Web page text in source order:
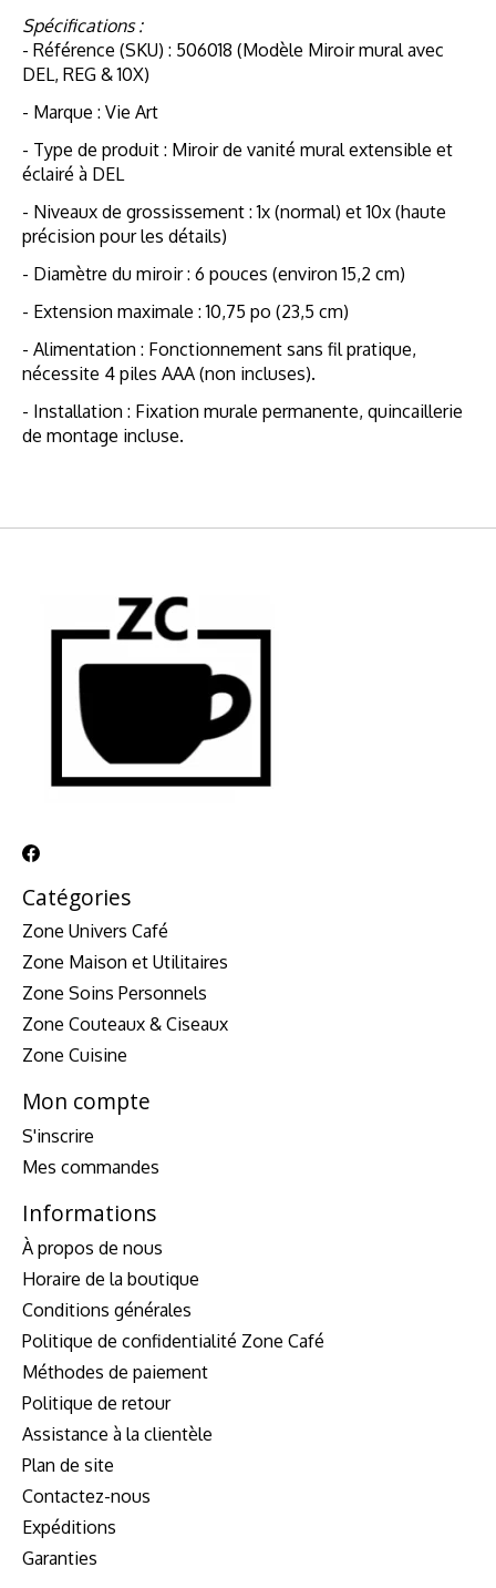
Spécifications :
- Référence (SKU) : 506018 (Modèle Miroir mural avec
DEL, REG & 10X)
- Marque : Vie Art
- Type de produit : Miroir de vanité mural extensible et
éclairé à DEL
- Niveaux de grossissement : 1x (normal) et 10x (haute
précision pour les détails)
- Diamètre du miroir : 6 pouces (environ 15,2 cm)
- Extension maximale : 10,75 po (23,5 cm)
- Alimentation : Fonctionnement sans fil pratique,
nécessite 4 piles AAA (non incluses).
- Installation : Fixation murale permanente, quincaillerie
de montage incluse.
Catégories
Zone Univers Café
Zone Maison et Utilitaires
Zone Soins Personnels
Zone Couteaux & Ciseaux
Zone Cuisine
Mon compte
S'inscrire
Mes commandes
Informations
À propos de nous
Horaire de la boutique
Conditions générales
Politique de confidentialité Zone Café
Méthodes de paiement
Politique de retour
Assistance à la clientèle
Plan de site
Contactez-nous
Expéditions
Garanties